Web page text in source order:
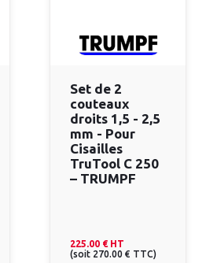
Set de 2
couteaux
droits 1,5 - 2,5
mm - Pour
Cisailles
TruTool C 250
– TRUMPF
225.00 € HT
(soit 270.00 € TTC)